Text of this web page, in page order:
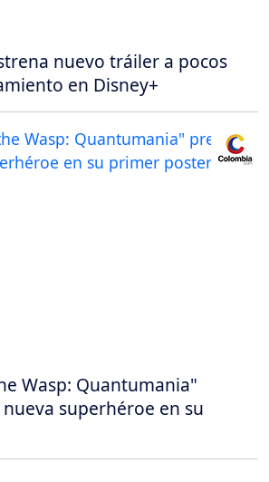
nuevo tráiler a pocos
en Disney+
Wasp: Quantumania"
superhéroe en su